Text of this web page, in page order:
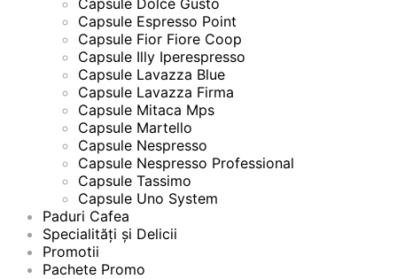
Capsule Espresso Point
Capsule Fior Fiore Coop
Capsule Illy Iperespresso
Capsule Lavazza Blue
Capsule Lavazza Firma
Capsule Mitaca Mps
Capsule Martello
Capsule Nespresso
Capsule Nespresso Professional
Capsule Tassimo
Capsule Uno System
Paduri Cafea
Specialități și Delicii
Promotii
Pachete Promo